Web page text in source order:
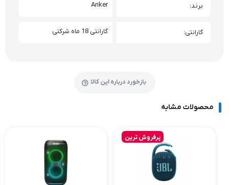
برند Anker
گارانتی گارانتی 18 ماه شرکتی
بازخورد درباره این کالا
محصولات مشابه
پرفروش ترین